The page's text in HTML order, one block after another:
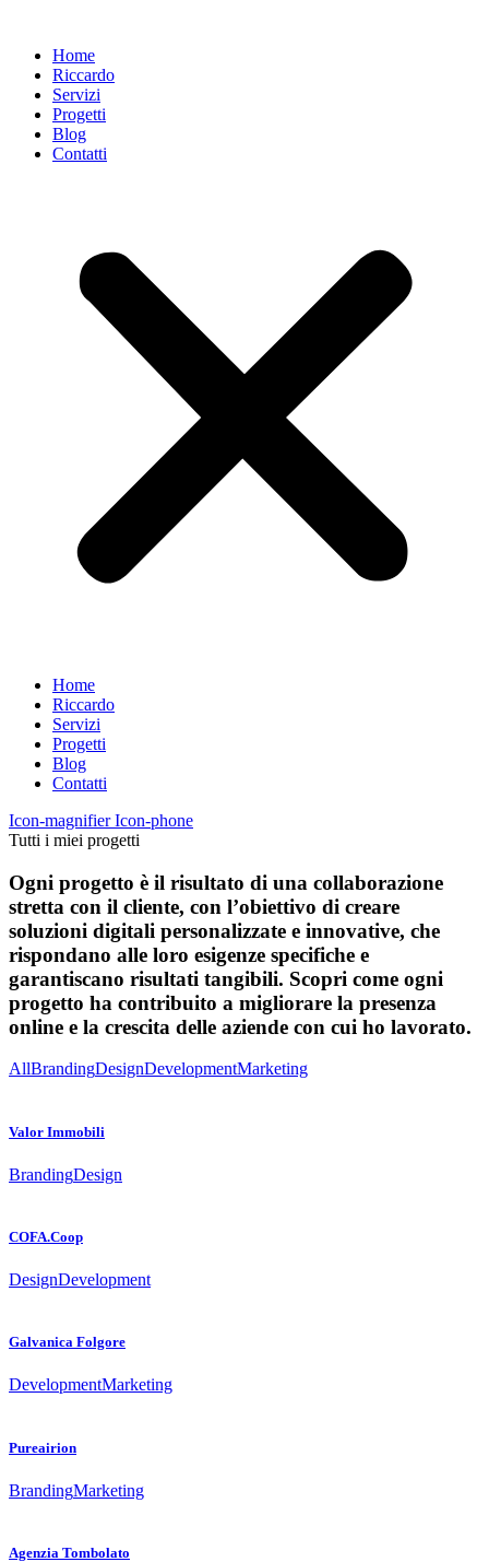
Home
Riccardo
Servizi
Progetti
Blog
Contatti
Home
Riccardo
Servizi
Progetti
Blog
Contatti
Icon-magnifier Icon-phone
Tutti i miei progetti
Ogni progetto è il risultato di una collaborazione
stretta con il cliente, con l’obiettivo di creare
soluzioni digitali personalizzate e innovative, che
rispondano alle loro esigenze specifiche e
garantiscano risultati tangibili. Scopri come ogni
progetto ha contribuito a migliorare la presenza
online e la crescita delle aziende con cui ho lavorato.
AllBrandingDesignDevelopmentMarketing
Valor Immobili
BrandingDesign
COFA.Coop
DesignDevelopment
Galvanica Folgore
DevelopmentMarketing
Pureairion
BrandingMarketing
Agenzia Tombolato